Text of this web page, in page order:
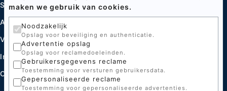
maken we gebruik van cookies.
Noodzakelijk
Opslag voor beveiliging en authenticatie.
Advertentie opslag
Opslag voor reclamedoeleinden.
Gebruikersgegevens reclame
Toestemming voor versturen gebruikersdata.
Gepersonaliseerde reclame
Toestemming voor gepersonaliseerde advertenties.
Speltakken
Acties
Verhuur
Informatie centrum
Contact